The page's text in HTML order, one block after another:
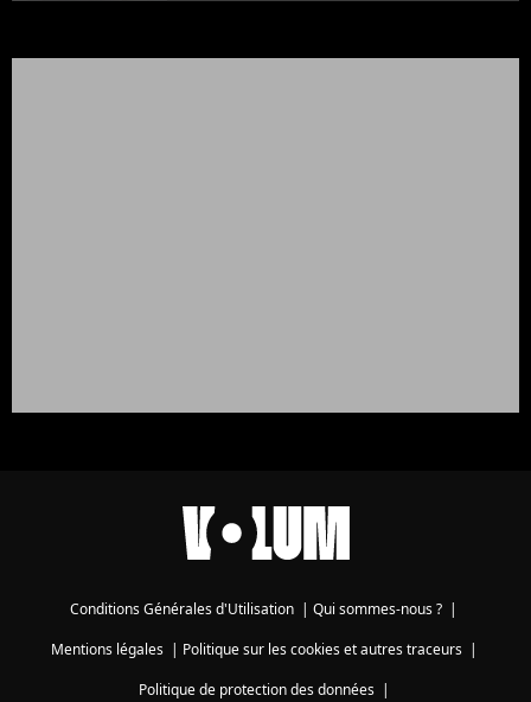
Conditions Générales d'Utilisation | Qui sommes-nous ? |
Mentions légales| Politique sur les cookies et autres traceurs|
Politique de protection des données|